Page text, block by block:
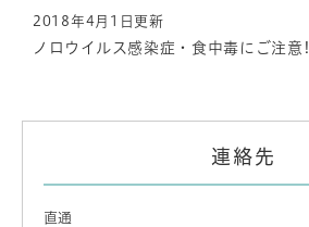
2018年4月1日更新
ノロウイルス感染症・食中毒にご注意!
連絡先
直通